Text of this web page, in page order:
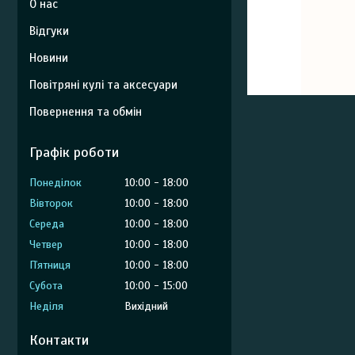
О нас
Відгуки
Новини
Повітряні кулі та аксесуари
Повернення та обмін
Графік роботи
Понеділок 10:00
18:00
Вівторок
10:00
18:00
Середа
10:00
18:00
Четвер
10:00
18:00
Пʼятниця
10:00
18:00
Субота
10:00
15:00
Неділя
Вихідний
Контакти